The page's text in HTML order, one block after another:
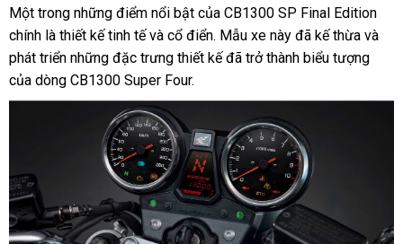
Một trong những điểm nổi bật của CB1300 SP Final Edition
chính là thiết kế tinh tế và cổ điển. Mẫu xe này đã kế thừa và
phát triển những đặc trưng thiết kế đã trở thành biểu tượng
của dòng CB1300 Super Four.